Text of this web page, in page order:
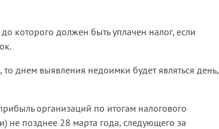
которого должен быть уплачен налог, если
днем выявления недоимки будет являться день,
организаций по итогам налогового
не позднее 28 марта года, следующего за